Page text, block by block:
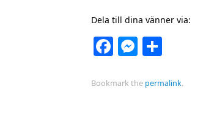
Dela till dina vänner via:
Facebook
Bookmark the permalink.